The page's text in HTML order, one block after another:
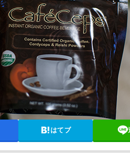
はてブ